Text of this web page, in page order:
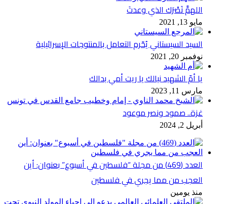
اللهمَّ نَصْرَك الذي وعدتَ
مايو 13, 2021
السيد السيستاني يُحّرم التعامل بالمنتوجات الإسرائيلية
نوفمبر 20, 2021
يا أمّ الشهيد نيالك يا ريت أمي بدالك
مارس 11, 2023
غزة.. صمود ونصر موعود
أبريل 2, 2024
العدد (469) من مجلة “فلسطين في أسبوع” بعنوان: أين
العجب من مما يجري في فلسطين
منذ يومين